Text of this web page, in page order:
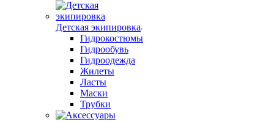
Детская экипировка
Гидрокостюмы
Гидрообувь
Гидроодежда
Жилеты
Ласты
Маски
Трубки